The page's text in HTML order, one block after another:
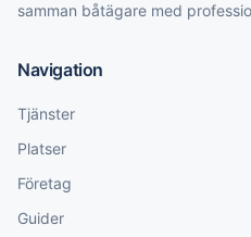
samman båtägare med
Navigation
Tjänster
Platser
Företag
Guider